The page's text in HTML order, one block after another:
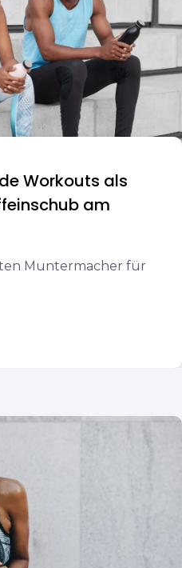
Workouts als
am
Muntermacher für